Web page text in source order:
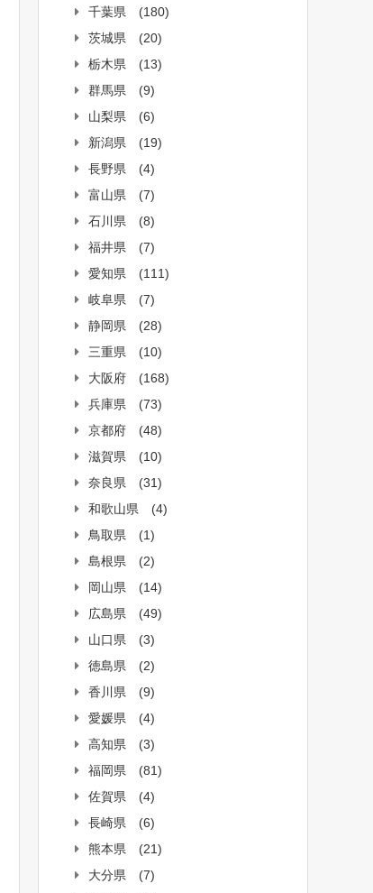
千葉県
(180)
茨城県
(20)
栃木県
(13)
群馬県
(9)
山梨県
(6)
新潟県
(19)
長野県
(4)
富山県
(7)
石川県
(8)
福井県
(7)
愛知県
(111)
岐阜県
(7)
静岡県
(28)
三重県
(10)
大阪府
(168)
兵庫県
(73)
京都府
(48)
滋賀県
(10)
奈良県
(31)
和歌山県
(4)
鳥取県
(1)
島根県
(2)
岡山県
(14)
広島県
(49)
山口県
(3)
徳島県
(2)
香川県
(9)
愛媛県
(4)
高知県
(3)
福岡県
(81)
佐賀県
(4)
長崎県
(6)
熊本県
(21)
大分県
(7)